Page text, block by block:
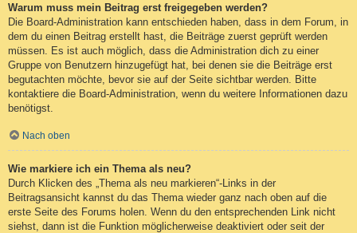
Warum muss mein Beitrag erst freigegeben werden?
Die Board-Administration kann entschieden haben, dass in dem Forum, in
dem du einen Beitrag erstellt hast, die Beiträge zuerst geprüft werden
müssen. Es ist auch möglich, dass die Administration dich zu einer
Gruppe von Benutzern hinzugefügt hat, bei denen sie die Beiträge erst
begutachten möchte, bevor sie auf der Seite sichtbar werden. Bitte
kontaktiere die Board-Administration, wenn du weitere Informationen dazu
benötigst.
Nach oben
Wie markiere ich ein Thema als neu?
Durch Klicken des „Thema als neu markieren“-Links in der
Beitragsansicht kannst du das Thema wieder ganz nach oben auf die
erste Seite des Forums holen. Wenn du den entsprechenden Link nicht
siehst, dann ist die Funktion möglicherweise deaktiviert oder seit der